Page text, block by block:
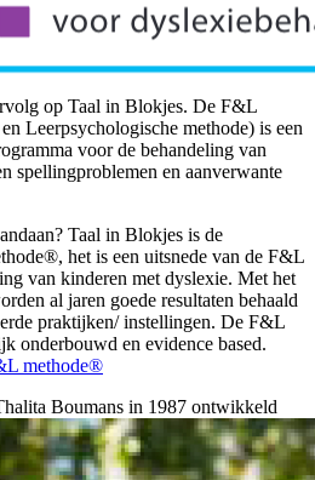
op Taal in Blokjes. De F&L
Leerpsychologische methode) is een
voor de behandeling van
spellingproblemen en aanverwante
Taal in Blokjes is de
het is een uitsnede van de F&L
van kinderen met dyslexie. Met het
al jaren goede resultaten behaald
praktijken/ instellingen. De F&L
onderbouwd en evidence based.
methode®
Boumans in 1987 ontwikkeld